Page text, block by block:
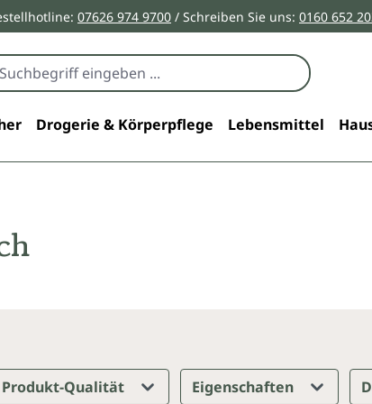
07626 974 9700 / Schreiben Sie uns: 0160 652
Drogerie & Körperpflege Lebensmittel
Produkt-Qualität Eigenschaften